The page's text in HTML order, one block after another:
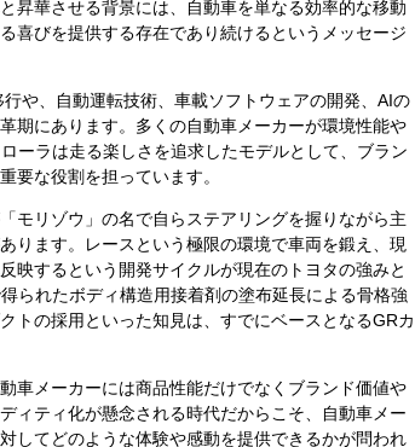
昇華させる背景には、自動車を単なる効率的な移動
喜びを提供する存在であり続けるというメッセージ
や、自動運転技術、車載ソフトウェアの開発、AIの
期にあります。多くの自動車メーカーが環境性能や
ーラは走る楽しさを追求したモデルとして、ブラン
要な役割を担っています。
モリゾウ」の名で自らステアリングを握りながら主
ります。レースという極限の環境で車両を鍛え、現
映するという開発サイクルが現在のトヨタの強みと
られたボディ構造用接着剤の塗布延長による骨格強
トの採用といった知見は、すでにベースとなるGRカ
車メーカーには商品性能だけでなくブランド価値や
ィティ化が懸念される時代だからこそ、自動車メー
してどのような体験や感動を提供できるかが問われ